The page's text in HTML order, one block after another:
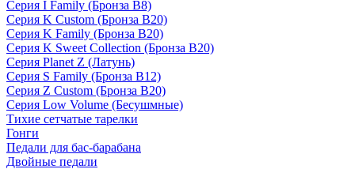
Серия I Family (Бронза B8)
Серия K Custom (Бронза B20)
Серия K Family (Бронза B20)
Серия K Sweet Collection (Бронза B20)
Серия Planet Z (Латунь)
Серия S Family (Бронза B12)
Серия Z Custom (Бронза B20)
Серия Low Volume (Бесушмные)
Тихие сетчатые тарелки
Гонги
Педали для бас-барабана
Двойные педали